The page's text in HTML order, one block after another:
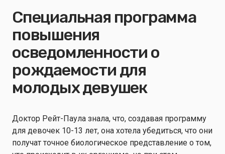
Специальная программа
повышения
осведомленности о
рождаемости для
молодых девушек
Доктор Рейт-Паула знала, что, создавая программу
для девочек 10-13 лет, она хотела убедиться, что они
получат точное биологическое представление о том,